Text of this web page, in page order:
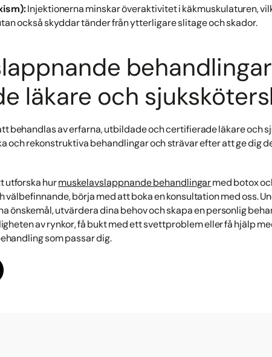
Injektionerna minskar överaktivitet i käkmuskulaturen,
också skyddar tänder från ytterligare slitage och skador.
läkare och
behandlas av erfarna, utbildade och certifierade läkare och
och rekonstruktiva behandlingar och strävar efter att ge dig
utforska hurmuskelavslappnande behandlingarmed botox
börja med att boka en konsultation med oss.
önskemål, utvärdera dina behov och skapa en personlig
av rynkor, få bukt med ett svettproblem eller få hjälp
som passar dig.